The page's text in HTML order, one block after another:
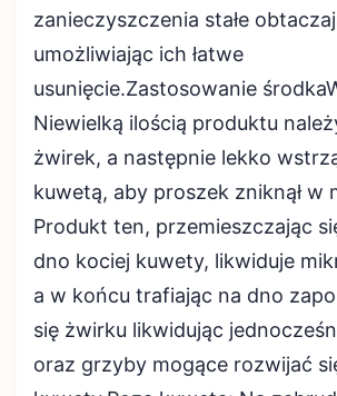
zanieczyszczenia stałe
umożliwiając ich łatwe
usunięcie.Zastosowanie
Niewielką ilością produktu
żwirek, a następnie lekko
kuwetą, aby proszek zniknął w
Produkt ten, przemieszczając
dno kociej kuwety, likwiduje
a w końcu trafiając na dno
się żwirku likwidując
oraz grzyby mogące rozwijać